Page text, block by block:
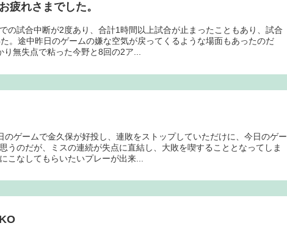
疲れさまでした。
の試合中断が2度あり、合計1時間以上試合が止まったこともあり、試合
。途中昨日のゲームの嫌な空気が戻ってくるような場面もあったのだ
り無失点で粘った今野と8回の2ア...
のゲームで金久保が好投し、連敗をストップしていただけに、今日のゲー
うのだが、ミスの連続が失点に直結し、大敗を喫することとなってしま
こなしてもらいたいプレーが出来...